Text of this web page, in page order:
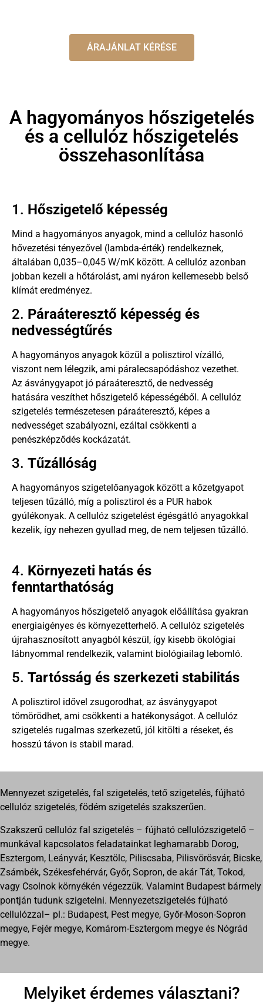
ÁRAJÁNLAT KÉRÉSE
A hagyományos hőszigetelés
és a cellulóz hőszigetelés
összehasonlítása
1. Hőszigetelő képesség
Mind a hagyományos anyagok, mind a cellulóz hasonló
hővezetési tényezővel (lambda-érték) rendelkeznek,
általában 0,035–0,045 W/mK között. A cellulóz azonban
jobban kezeli a hőtárolást, ami nyáron kellemesebb belső
klímát eredményez.
2. Páraáteresztő képesség és
nedvességtűrés
A hagyományos anyagok közül a polisztirol vízálló,
viszont nem lélegzik, ami páralecsapódáshoz vezethet.
Az ásványgyapot jó páraáteresztő, de nedvesség
hatására veszíthet hőszigetelő képességéből. A cellulóz
szigetelés természetesen páraáteresztő, képes a
nedvességet szabályozni, ezáltal csökkenti a
penészképződés kockázatát.
3. Tűzállóság
A hagyományos szigetelőanyagok között a kőzetgyapot
teljesen tűzálló, míg a polisztirol és a PUR habok
gyúlékonyak. A cellulóz szigetelést égésgátló anyagokkal
kezelik, így nehezen gyullad meg, de nem teljesen tűzálló.
4. Környezeti hatás és
fenntarthatóság
A hagyományos hőszigetelő anyagok előállítása gyakran
energiaigényes és környezetterhelő. A cellulóz szigetelés
újrahasznosított anyagból készül, így kisebb ökológiai
lábnyommal rendelkezik, valamint biológiailag lebomló.
5. Tartósság és szerkezeti stabilitás
A polisztirol idővel zsugorodhat, az ásványgyapot
tömörödhet, ami csökkenti a hatékonyságot. A cellulóz
szigetelés rugalmas szerkezetű, jól kitölti a réseket, és
hosszú távon is stabil marad.
Mennyezet szigetelés, fal szigetelés, tető szigetelés, fújható
cellulóz szigetelés, födém szigetelés szakszerűen.
Szakszerű cellulóz fal szigetelés – fújható cellulózszigetelő –
munkával kapcsolatos feladatainkat leghamarabb Dorog,
Esztergom, Leányvár, Kesztölc, Piliscsaba, Pilisvörösvár, Bicske,
Zsámbék, Székesfehérvár, Győr, Sopron, de akár Tát, Tokod,
vagy Csolnok környékén végezzük. Valamint Budapest bármely
pontján tudunk szigetelni. Mennyezetszigetelés fújható
cellulózzal– pl.: Budapest, Pest megye, Győr-Moson-Sopron
megye, Fejér megye, Komárom-Esztergom megye és Nógrád
megye.
Melyiket érdemes választani?